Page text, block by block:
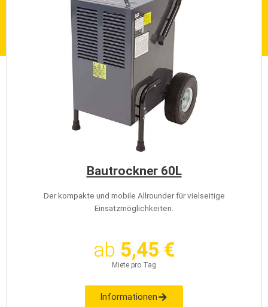
Bautrockner 60L
Der kompakte und mobile Allrounder für vielseitige
Einsatzmöglichkeiten.
ab 5,45 €
Miete pro Tag
Informationen